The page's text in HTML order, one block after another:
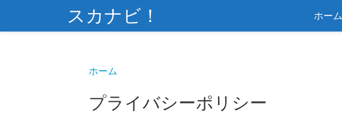
スカナビ！ ホーム
ホーム
プライバシーポリシー